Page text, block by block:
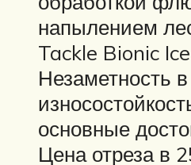
напылением
Tackle Bionic
Незаметность
основные
Цена отреза в